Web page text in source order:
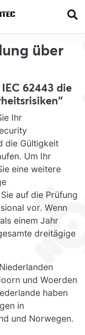
über
62443 die
Ihr
die Gültigkeit
Um Ihr
eine weitere
auf die Prüfung
vor. Wenn
einem Jahr
dreitägige
und Woerden
haben
in
und Norwegen.